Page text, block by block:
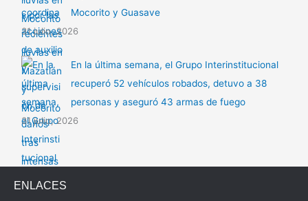
Mocorito y Guasave
31 julio, 2026
En la última semana, el Grupo Interinstitucional
recuperó 52 vehículos robados, detuvo a 38
personas y aseguró 43 armas de fuego
31 julio, 2026
ENLACES